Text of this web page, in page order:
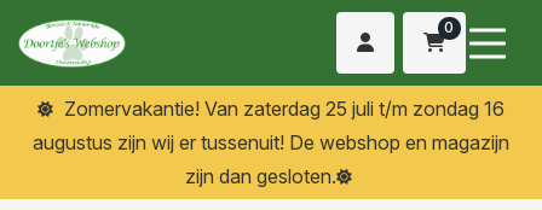
0
Zomervakantie! Van zaterdag 25 juli t/m zondag 16
augustus zijn wij er tussenuit! De webshop en magazijn
zijn dan gesloten.